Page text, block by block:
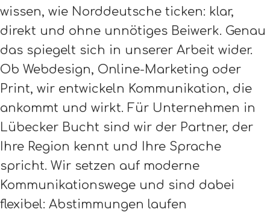
wissen, wie Norddeutsche ticken: klar,
direkt und ohne unnötiges Beiwerk. Genau
das spiegelt sich in unserer Arbeit wider.
Ob Webdesign, Online-Marketing oder
Print, wir entwickeln Kommunikation, die
ankommt und wirkt. Für Unternehmen in
Lübecker Bucht sind wir der Partner, der
Ihre Region kennt und Ihre Sprache
spricht. Wir setzen auf moderne
Kommunikationswege und sind dabei
flexibel: Abstimmungen laufen